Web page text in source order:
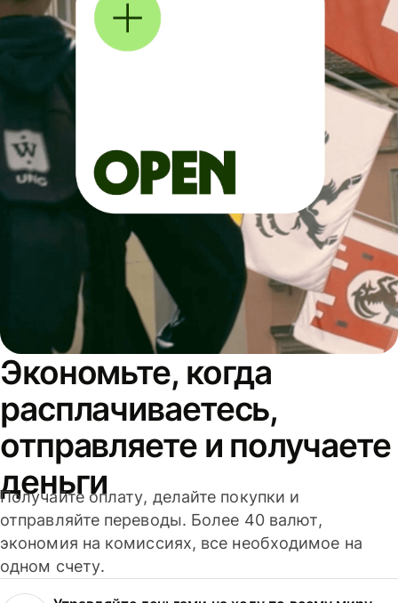
Экономьте, когда
расплачиваетесь,
отправляете и получаете
деньги
Получайте оплату, делайте покупки и
отправляйте переводы. Более 40 валют,
экономия на комиссиях, все необходимое на
одном счету.